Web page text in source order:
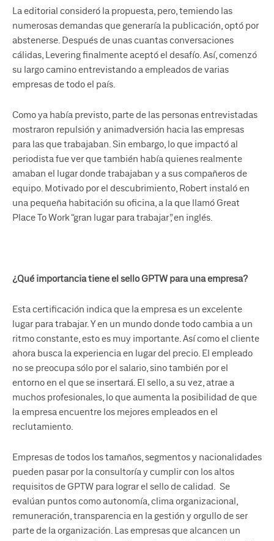
La editorial consideró la propuesta, pero, temiendo las
numerosas demandas que generaría la publicación, optó por
abstenerse. Después de unas cuantas conversaciones
cálidas, Levering finalmente aceptó el desafío. Así, comenzó
su largo camino entrevistando a empleados de varias
empresas de todo el país.
Como ya había previsto, parte de las personas entrevistadas
mostraron repulsión y animadversión hacia las empresas
para las que trabajaban. Sin embargo, lo que impactó al
periodista fue ver que también había quienes realmente
amaban el lugar donde trabajaban y a sus compañeros de
equipo. Motivado por el descubrimiento, Robert instaló en
una pequeña habitación su oficina, a la que llamó Great
Place To Work “gran lugar para trabajar”, en inglés.
¿Qué importancia tiene el sello GPTW para una empresa?
Esta certificación indica que la empresa es un excelente
lugar para trabajar. Y en un mundo donde todo cambia a un
ritmo constante, esto es muy importante. Así como el cliente
ahora busca la experiencia en lugar del precio. El empleado
no se preocupa sólo por el salario, sino también por el
entorno en el que se insertará. El sello, a su vez, atrae a
muchos profesionales, lo que aumenta la posibilidad de que
la empresa encuentre los mejores empleados en el
reclutamiento.
Empresas de todos los tamaños, segmentos y nacionalidades
pueden pasar por la consultoría y cumplir con los altos
requisitos de GPTW para lograr el sello de calidad. Se
evalúan puntos como autonomía, clima organizacional,
remuneración, transparencia en la gestión y orgullo de ser
parte de la organización. Las empresas que alcancen un